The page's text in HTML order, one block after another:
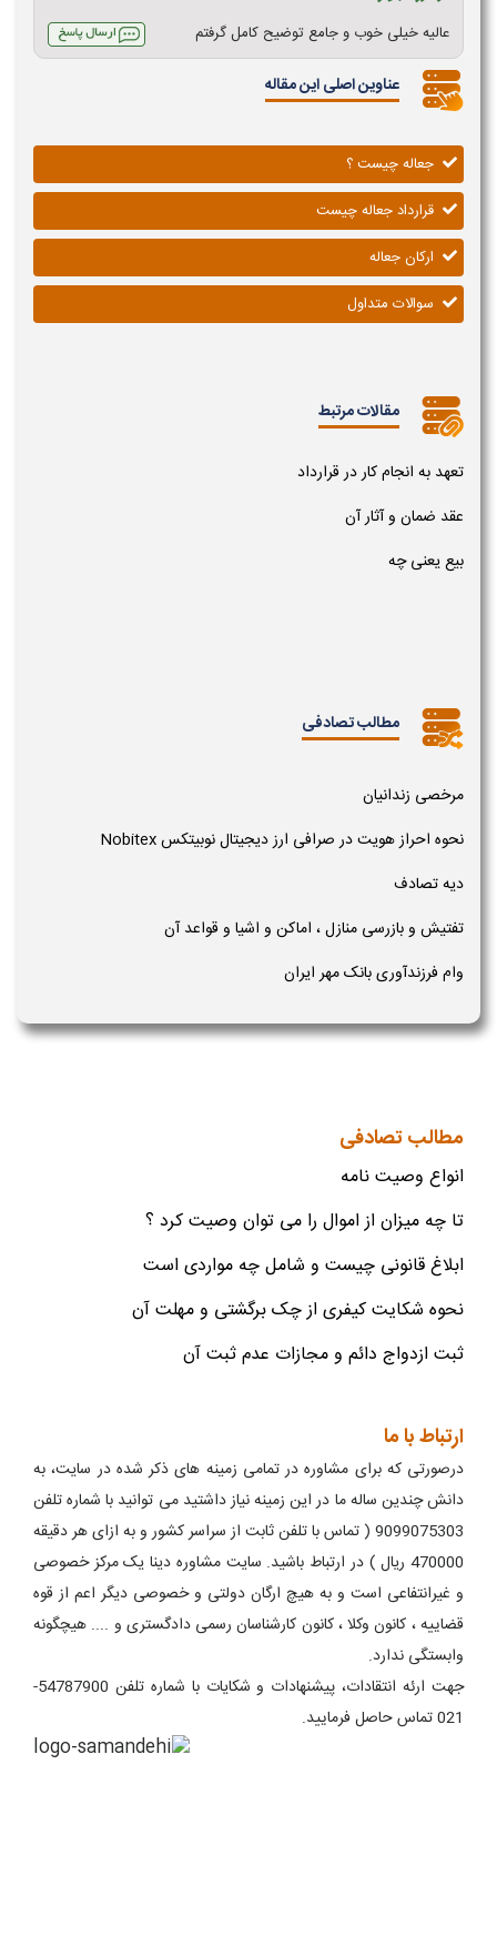
عالیه خیلی خوب و جامع توضیح کامل گرفتم
عناوین اصلی این مقاله
جعاله چیست ؟
قرارداد جعاله چیست
ارکان جعاله
سوالات متداول
مقالات مرتبط
تعهد به انجام کار در قرارداد
عقد ضمان و آثار آن
بیع یعنی چه
مطالب تصادفی
مرخصی زندانیان
نحوه احراز هویت در صرافی ارز دیجیتال نوبیتکس Nobitex
دیه تصادف
تفتیش و بازرسی منازل ، اماکن و اشیا و قواعد آن
وام فرزندآوری بانک مهر ایران
مطالب تصادفی
انواع وصیت نامه
تا چه میزان از اموال را می توان وصیت کرد ؟
ابلاغ قانونی چیست و شامل چه مواردی است
نحوه شکایت کیفری از چک برگشتی و مهلت آن
ثبت ازدواج دائم و مجازات عدم ثبت آن
ارتباط با ما
درصورتی که برای مشاوره در تمامی زمینه های ذکر شده در سایت، به
دانش چندین ساله ما در این زمینه نیاز داشتید می توانید با شماره تلفن
9099075303 ( تماس با تلفن ثابت از سراسر کشور و به ازای هر دقیقه
470000 ریال ) در ارتباط باشید. سایت مشاوره دینا یک مرکز خصوصی
و غیرانتفاعی است و به هیچ ارگان دولتی و خصوصی دیگر اعم از قوه
قضاییه ، کانون وکلا ، کانون کارشناسان رسمی دادگستری و .... هیچگونه
وابستگی ندارد.
جهت ارئه انتقادات، پیشنهادات و شکایات با شماره تلفن 54787900-
021 تماس حاصل فرمایید.